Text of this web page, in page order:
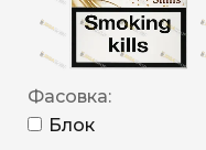
Фасовка:
Блок